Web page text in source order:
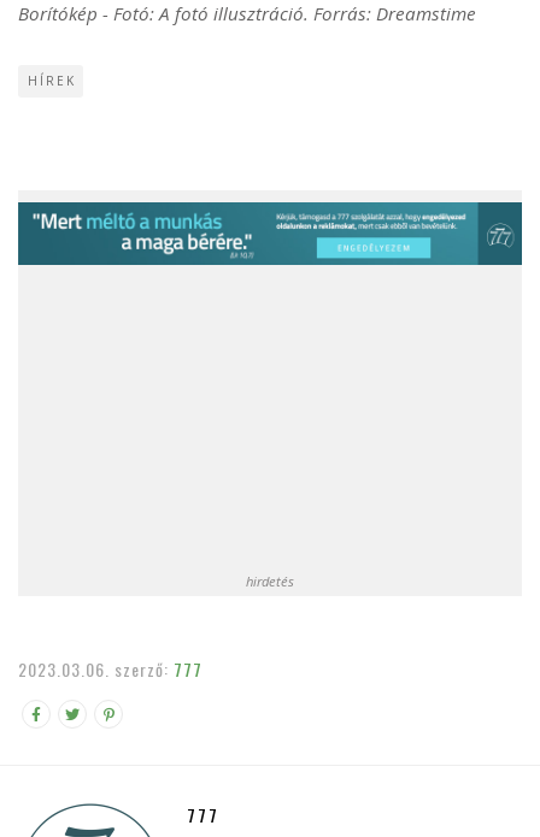
Borítókép - Fotó: A fotó illusztráció. Forrás: Dreamstime
HÍREK
hirdetés
2023.03.06. szerző: 777
777